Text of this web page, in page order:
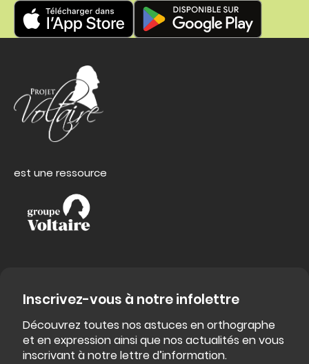
est une ressource
Inscrivez-vous à notre infolettre
Découvrez toutes nos astuces en orthographe
et en expression ainsi que nos actualités en vous
inscrivant à notre lettre d’information.